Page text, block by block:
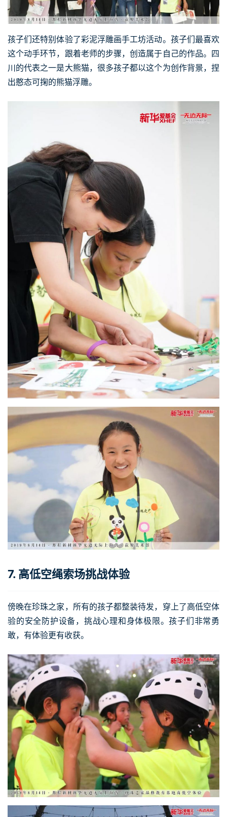
孩子们还特别体验了彩泥浮雕画手工坊活动。孩子们最喜欢
这个动手环节，跟着老师的步骤，创造属于自己的作品。四
川的代表之一是大熊猫，很多孩子都以这个为创作背景，捏
出憨态可掬的熊猫浮雕。
7. 高低空绳索场挑战体验
傍晚在珍珠之家，所有的孩子都整装待发，穿上了高低空体
验的安全防护设备，挑战心理和身体极限。孩子们非常勇
敢，有体验更有收获。